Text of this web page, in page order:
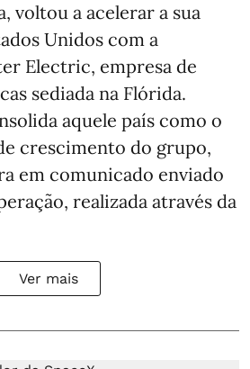
voltou a acelerar a sua
Unidos com a
Electric, empresa de
sediada na Flórida.
aquele país como o
crescimento do grupo,
em comunicado enviado
realizada através da
Ver mais